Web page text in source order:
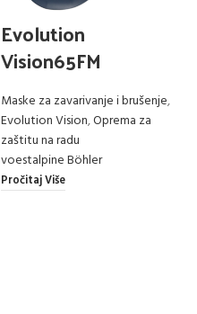
Evolution
Vision65FM
Maske za zavarivanje i brušenje,
Evolution Vision,Oprema za
zaštitu na radu
voestalpine Böhler
Pročitaj Više